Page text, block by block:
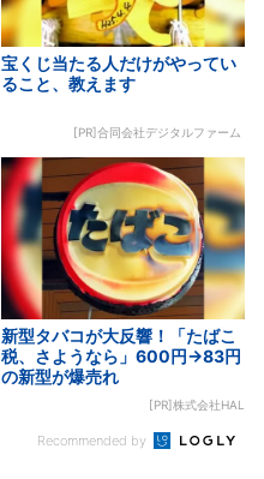
宝くじ当たる人だけがやってい
ること、教えます
[PR]合同会社デジタルファーム
新型タバコが大反響！「たばこ
税、さようなら」600円→83円
の新型が爆売れ
[PR]株式会社HAL
Recommended by